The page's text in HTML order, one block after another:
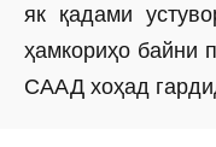
як қадами
ҳамкориҳо байни
СААД хоҳад